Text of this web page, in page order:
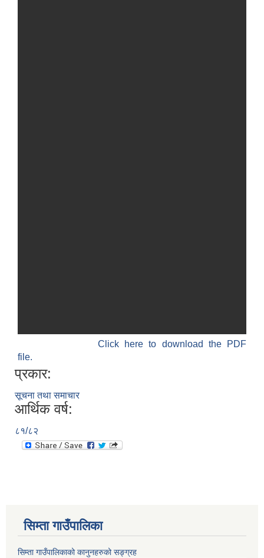
Click here to download the PDF
file.
प्रकार:
सूचना तथा समाचार
आर्थिक वर्ष:
८१/८२
सिम्ता गाउँपालिका
सिम्ता गाउँपालिकाको कानुनहरुको सङ्ग्रह